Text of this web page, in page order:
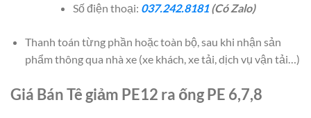
Số điện thoại: 037.242.8181(Có Zalo)
Thanh toán từng phần hoặc toàn bộ, sau khi nhận sản
phẩm thông qua nhà xe (xe khách, xe tải, dịch vụ vận tải…)
Giá Bán Tê giảm PE12 ra ống PE 6,7,8